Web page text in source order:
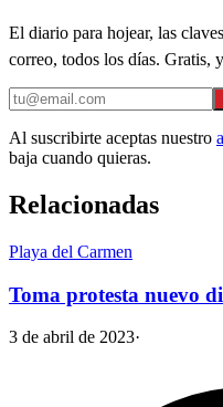
El diario para hojear, las
correo, todos los días. Gratis,
Al suscribirte aceptas nuestro
baja cuando quieras.
Relacionadas
Playa del Carmen
Toma protesta nuevo
3 de abril de 2023·